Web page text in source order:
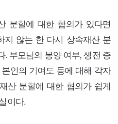
분할에 대한 합의가 있다면
지 않는 한 다시 상속재산 분
. 부모님의 봉양 여부, 생전 증
인의 기여도 등에 대해 각자
산 분할에 대한 협의가 쉽게
이다.